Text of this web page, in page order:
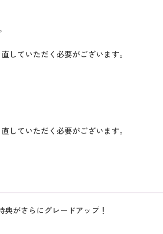
していただく必要がございます。
していただく必要がございます。
がさらにグレードアップ！